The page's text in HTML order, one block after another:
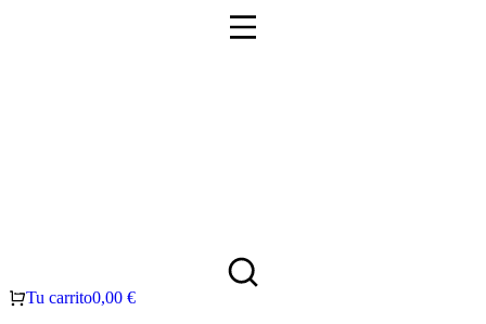
Tu carrito0,00 €